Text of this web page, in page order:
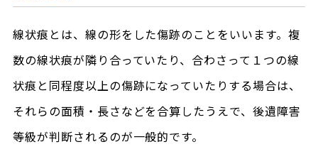
線状痕とは、線の形をした傷跡のことをいいます。複
数の線状痕が隣り合っていたり、合わさって１つの線
状痕と同程度以上の傷跡になっていたりする場合は、
それらの面積・長さなどを合算したうえで、後遺障害
等級が判断されるのが一般的です。